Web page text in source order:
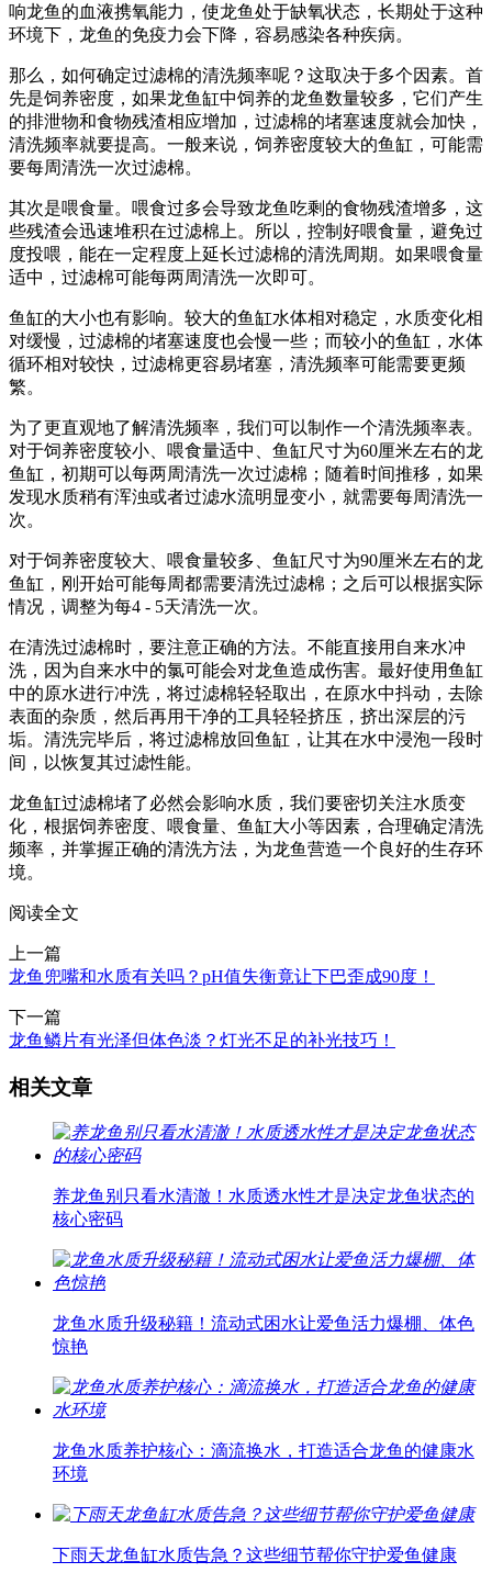
响龙鱼的血液携氧能力，使龙鱼处于缺氧状态，长期处于这种
环境下，龙鱼的免疫力会下降，容易感染各种疾病。
那么，如何确定过滤棉的清洗频率呢？这取决于多个因素。首
先是饲养密度，如果龙鱼缸中饲养的龙鱼数量较多，它们产生
的排泄物和食物残渣相应增加，过滤棉的堵塞速度就会加快，
清洗频率就要提高。一般来说，饲养密度较大的鱼缸，可能需
要每周清洗一次过滤棉。
其次是喂食量。喂食过多会导致龙鱼吃剩的食物残渣增多，这
些残渣会迅速堆积在过滤棉上。所以，控制好喂食量，避免过
度投喂，能在一定程度上延长过滤棉的清洗周期。如果喂食量
适中，过滤棉可能每两周清洗一次即可。
鱼缸的大小也有影响。较大的鱼缸水体相对稳定，水质变化相
对缓慢，过滤棉的堵塞速度也会慢一些；而较小的鱼缸，水体
循环相对较快，过滤棉更容易堵塞，清洗频率可能需要更频
繁。
为了更直观地了解清洗频率，我们可以制作一个清洗频率表。
对于饲养密度较小、喂食量适中、鱼缸尺寸为60厘米左右的龙
鱼缸，初期可以每两周清洗一次过滤棉；随着时间推移，如果
发现水质稍有浑浊或者过滤水流明显变小，就需要每周清洗一
次。
对于饲养密度较大、喂食量较多、鱼缸尺寸为90厘米左右的龙
鱼缸，刚开始可能每周都需要清洗过滤棉；之后可以根据实际
情况，调整为每4 - 5天清洗一次。
在清洗过滤棉时，要注意正确的方法。不能直接用自来水冲
洗，因为自来水中的氯可能会对龙鱼造成伤害。最好使用鱼缸
中的原水进行冲洗，将过滤棉轻轻取出，在原水中抖动，去除
表面的杂质，然后再用干净的工具轻轻挤压，挤出深层的污
垢。清洗完毕后，将过滤棉放回鱼缸，让其在水中浸泡一段时
间，以恢复其过滤性能。
龙鱼缸过滤棉堵了必然会影响水质，我们要密切关注水质变
化，根据饲养密度、喂食量、鱼缸大小等因素，合理确定清洗
频率，并掌握正确的清洗方法，为龙鱼营造一个良好的生存环
境。
阅读全文
上一篇
龙鱼兜嘴和水质有关吗？pH值失衡竟让下巴歪成90度！
下一篇
龙鱼鳞片有光泽但体色淡？灯光不足的补光技巧！
相关文章
养龙鱼别只看水清澈！水质透水性才是决定龙鱼状态的
核心密码
龙鱼水质升级秘籍！流动式困水让爱鱼活力爆棚、体色
惊艳
龙鱼水质养护核心：滴流换水，打造适合龙鱼的健康水
环境
下雨天龙鱼缸水质告急？这些细节帮你守护爱鱼健康